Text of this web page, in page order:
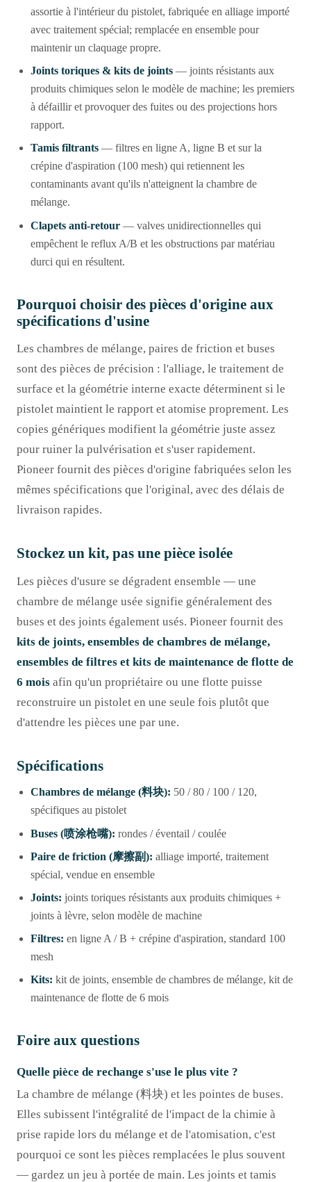
assortie à l'intérieur du pistolet, fabriquée en alliage importé
avec traitement spécial; remplacée en ensemble pour
maintenir un claquage propre.
Joints toriques & kits de joints — joints résistants aux
produits chimiques selon le modèle de machine; les premiers
à défaillir et provoquer des fuites ou des projections hors
rapport.
Tamis filtrants — filtres en ligne A, ligne B et sur la
crépine d'aspiration (100 mesh) qui retiennent les
contaminants avant qu'ils n'atteignent la chambre de
mélange.
Clapets anti-retour — valves unidirectionnelles qui
empêchent le reflux A/B et les obstructions par matériau
durci qui en résultent.
Pourquoi choisir des pièces d'origine aux
spécifications d'usine
Les chambres de mélange, paires de friction et buses
sont des pièces de précision : l'alliage, le traitement de
surface et la géométrie interne exacte déterminent si le
pistolet maintient le rapport et atomise proprement. Les
copies génériques modifient la géométrie juste assez
pour ruiner la pulvérisation et s'user rapidement.
Pioneer fournit des pièces d'origine fabriquées selon les
mêmes spécifications que l'original, avec des délais de
livraison rapides.
Stockez un kit, pas une pièce isolée
Les pièces d'usure se dégradent ensemble — une
chambre de mélange usée signifie généralement des
buses et des joints également usés. Pioneer fournit des
kits de joints, ensembles de chambres de mélange,
ensembles de filtres et kits de maintenance de flotte de
6 mois afin qu'un propriétaire ou une flotte puisse
reconstruire un pistolet en une seule fois plutôt que
d'attendre les pièces une par une.
Spécifications
Chambres de mélange (料块): 50 / 80 / 100 / 120,
spécifiques au pistolet
Buses (喷涂枪嘴): rondes / éventail / coulée
Paire de friction (摩擦副): alliage importé, traitement
spécial, vendue en ensemble
Joints: joints toriques résistants aux produits chimiques +
joints à lèvre, selon modèle de machine
Filtres: en ligne A / B + crépine d'aspiration, standard 100
mesh
Kits: kit de joints, ensemble de chambres de mélange, kit de
maintenance de flotte de 6 mois
Foire aux questions
Quelle pièce de rechange s'use le plus vite ?
La chambre de mélange (料块) et les pointes de buses.
Elles subissent l'intégralité de l'impact de la chimie à
prise rapide lors du mélange et de l'atomisation, c'est
pourquoi ce sont les pièces remplacées le plus souvent
— gardez un jeu à portée de main. Les joints et tamis